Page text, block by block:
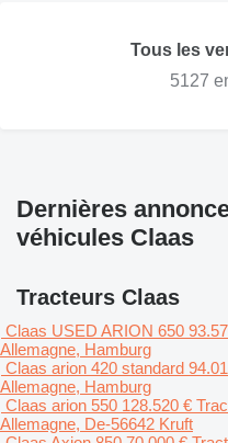
Tous les
5127
Dernières
véhicules Claas
Tracteurs Claas
Claas USED ARION 650
Allemagne, Hamburg
Claas arion 420 standard
Allemagne, Hamburg
Claas arion 550 128.520 €
Allemagne, De-56642 Kruft